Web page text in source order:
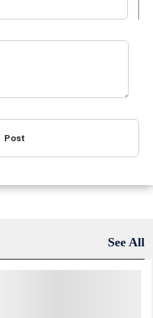
Post
See All